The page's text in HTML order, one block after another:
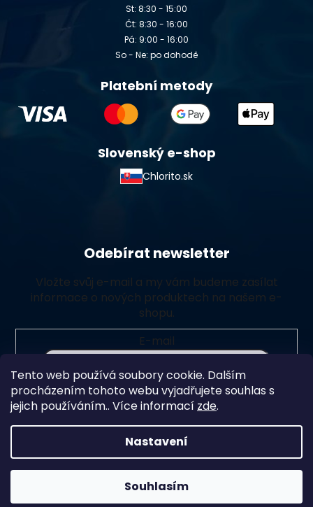
Tento web používá soubory cookie. Dalším
procházením tohoto webu vyjadřujete souhlas s
jejich používáním.. Více informací zde.
Nastavení
Souhlasím
St: 8:30 - 15:00
Čt: 8:30 - 16:00
Pá: 9:00 - 16:00
So - Ne: po dohodě
Platební metody
Slovenský e-shop
Chlorito.sk
Odebírat newsletter
Vložte svůj e-mail a my vám budeme zasílat
informace o nových produktech na našem e-
shopu.
E-mail
Vložením e-mailu souhlasíte spodmínkami ochrany
osobních údajů
Přihlásit se